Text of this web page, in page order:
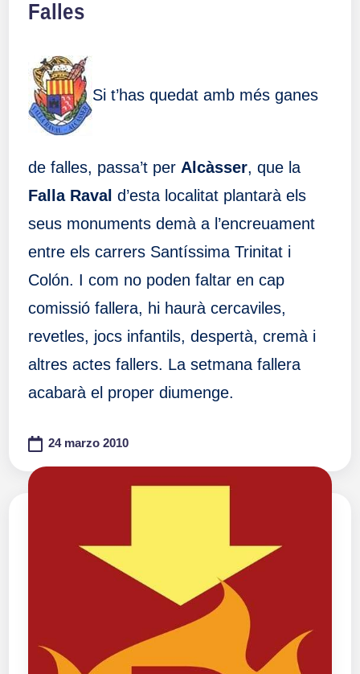
Falles
Si t’has quedat amb més ganes
de falles, passa’t per Alcàsser, que la
Falla Raval d’esta localitat plantarà els
seus monuments demà a l’encreuament
entre els carrers Santíssima Trinitat i
Colón. I com no poden faltar en cap
comissió fallera, hi haurà cercaviles,
revetles, jocs infantils, despertà, cremà i
altres actes fallers. La setmana fallera
acabarà el proper diumenge.
24 marzo 2010